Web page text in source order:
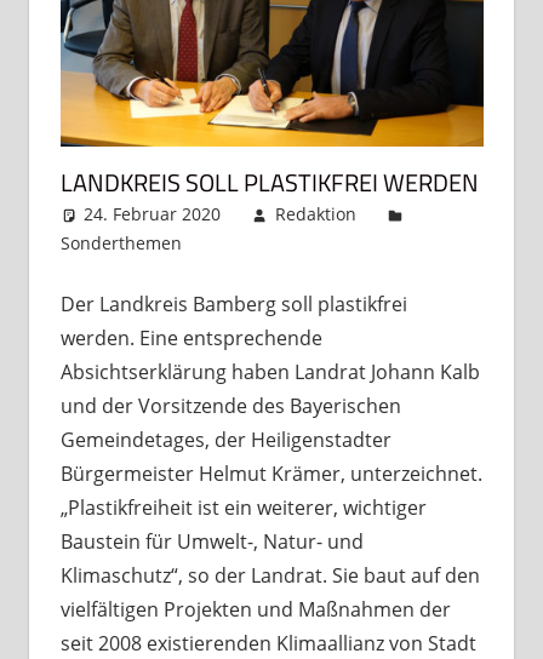
LANDKREIS SOLL PLASTIKFREI WERDEN
24. Februar 2020
Redaktion
Sonderthemen
Der Landkreis Bamberg soll plastikfrei
werden. Eine entsprechende
Absichtserklärung haben Landrat Johann Kalb
und der Vorsitzende des Bayerischen
Gemeindetages, der Heiligenstadter
Bürgermeister Helmut Krämer, unterzeichnet.
„Plastikfreiheit ist ein weiterer, wichtiger
Baustein für Umwelt-, Natur- und
Klimaschutz“, so der Landrat. Sie baut auf den
vielfältigen Projekten und Maßnahmen der
seit 2008 existierenden Klimaallianz von Stadt